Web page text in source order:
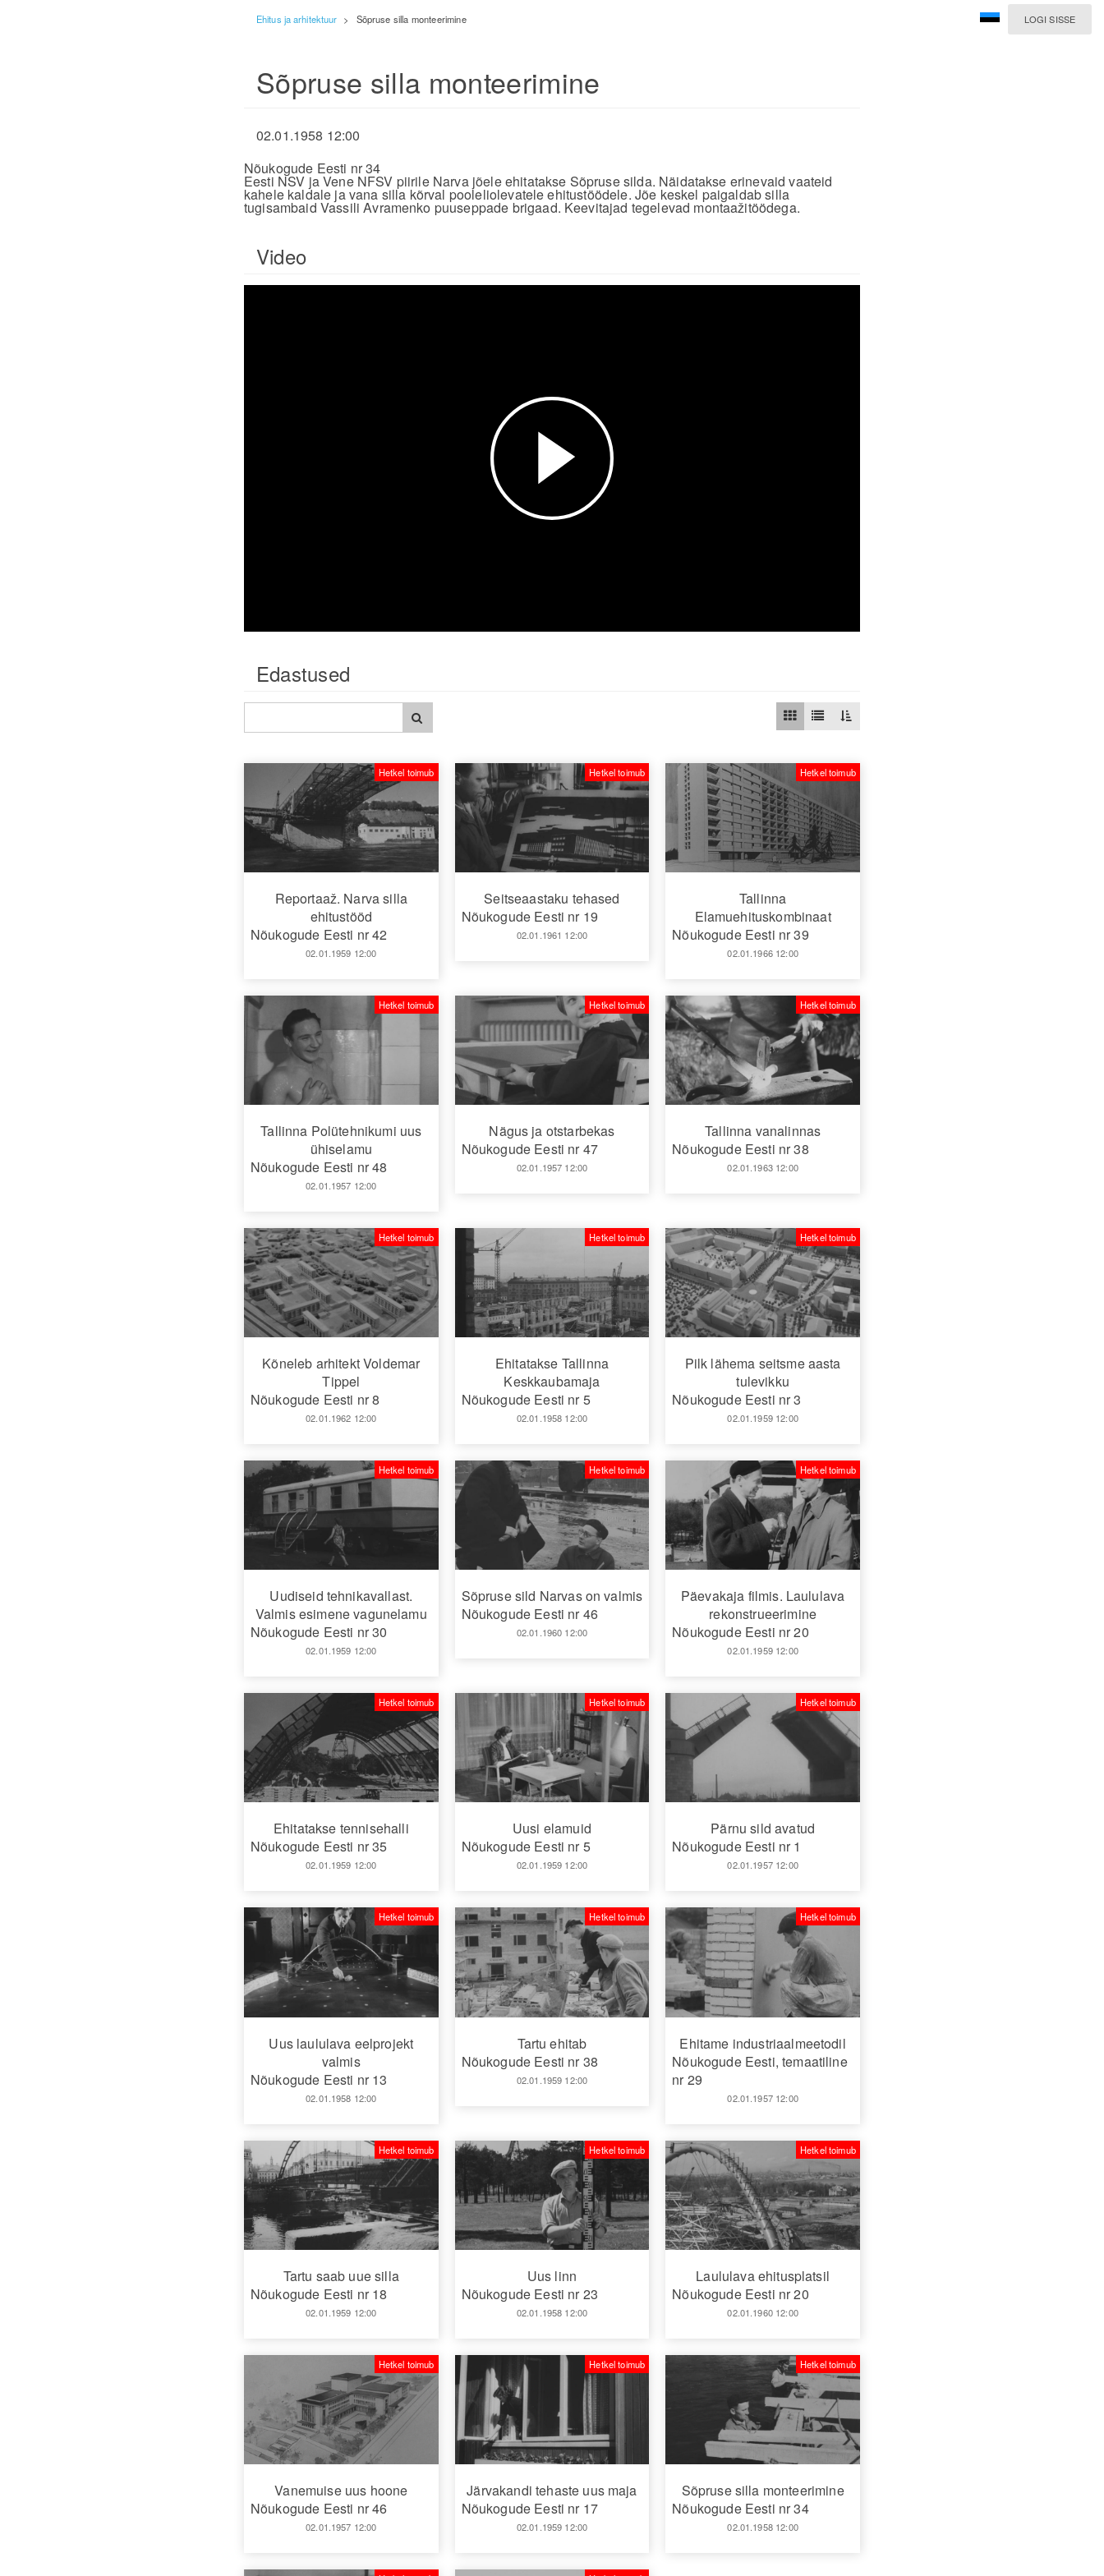
LOGI SISSE
Ehitus ja arhitektuur > Sõpruse silla monteerimine
Sõpruse silla monteerimine
02.01.1958 12:00
Nõukogude Eesti nr 34
Eesti NSV ja Vene NFSV piirile Narva jõele ehitatakse Sõpruse silda. Näidatakse erinevaid vaateid
kahele kaldale ja vana silla kõrval pooleliolevatele ehitustöödele. Jõe keskel paigaldab silla
tugisambaid Vassili Avramenko puuseppade brigaad. Keevitajad tegelevad montaažitöödega.
Video
Esita
video
Edastused
Reportaaž. Narva silla
ehitustööd
Nõukogude Eesti nr 42
02.01.1959 12:00
Hetkel toimub
Seitseaastaku tehased
Nõukogude Eesti nr 19
02.01.1961 12:00
Hetkel toimub
Tallinna
Elamuehituskombinaat
Nõukogude Eesti nr 39
02.01.1966 12:00
Hetkel toimub
Tallinna Polütehnikumi uus
ühiselamu
Nõukogude Eesti nr 48
02.01.1957 12:00
Hetkel toimub
Nägus ja otstarbekas
Nõukogude Eesti nr 47
02.01.1957 12:00
Hetkel toimub
Tallinna vanalinnas
Nõukogude Eesti nr 38
02.01.1963 12:00
Hetkel toimub
Kõneleb arhitekt Voldemar
Tippel
Nõukogude Eesti nr 8
02.01.1962 12:00
Hetkel toimub
Ehitatakse Tallinna
Keskkaubamaja
Nõukogude Eesti nr 5
02.01.1958 12:00
Hetkel toimub
Pilk lähema seitsme aasta
tulevikku
Nõukogude Eesti nr 3
02.01.1959 12:00
Hetkel toimub
Uudiseid tehnikavallast.
Valmis esimene vagunelamu
Nõukogude Eesti nr 30
02.01.1959 12:00
Hetkel toimub
Sõpruse sild Narvas on valmis
Nõukogude Eesti nr 46
02.01.1960 12:00
Hetkel toimub
Päevakaja filmis. Laululava
rekonstrueerimine
Nõukogude Eesti nr 20
02.01.1959 12:00
Hetkel toimub
Ehitatakse tennisehalli
Nõukogude Eesti nr 35
02.01.1959 12:00
Hetkel toimub
Uusi elamuid
Nõukogude Eesti nr 5
02.01.1959 12:00
Hetkel toimub
Pärnu sild avatud
Nõukogude Eesti nr 1
02.01.1957 12:00
Hetkel toimub
Uus laululava eelprojekt
valmis
Nõukogude Eesti nr 13
02.01.1958 12:00
Hetkel toimub
Tartu ehitab
Nõukogude Eesti nr 38
02.01.1959 12:00
Hetkel toimub
Ehitame industriaalmeetodil
Nõukogude Eesti, temaatiline
nr 29
02.01.1957 12:00
Hetkel toimub
Tartu saab uue silla
Nõukogude Eesti nr 18
02.01.1959 12:00
Hetkel toimub
Uus linn
Nõukogude Eesti nr 23
02.01.1958 12:00
Hetkel toimub
Laululava ehitusplatsil
Nõukogude Eesti nr 20
02.01.1960 12:00
Hetkel toimub
Vanemuise uus hoone
Nõukogude Eesti nr 46
02.01.1957 12:00
Hetkel toimub
Järvakandi tehaste uus maja
Nõukogude Eesti nr 17
02.01.1959 12:00
Hetkel toimub
Sõpruse silla monteerimine
Nõukogude Eesti nr 34
02.01.1958 12:00
Hetkel toimub